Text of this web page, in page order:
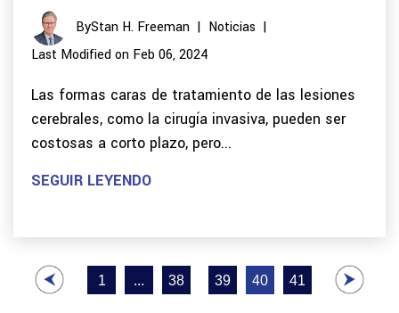
ByStan H. Freeman | Noticias |
Last Modified on Feb 06, 2024
Las formas caras de tratamiento de las lesiones
cerebrales, como la cirugía invasiva, pueden ser
costosas a corto plazo, pero...
SEGUIR LEYENDO
Paginación
1 ... 38 39 40 41